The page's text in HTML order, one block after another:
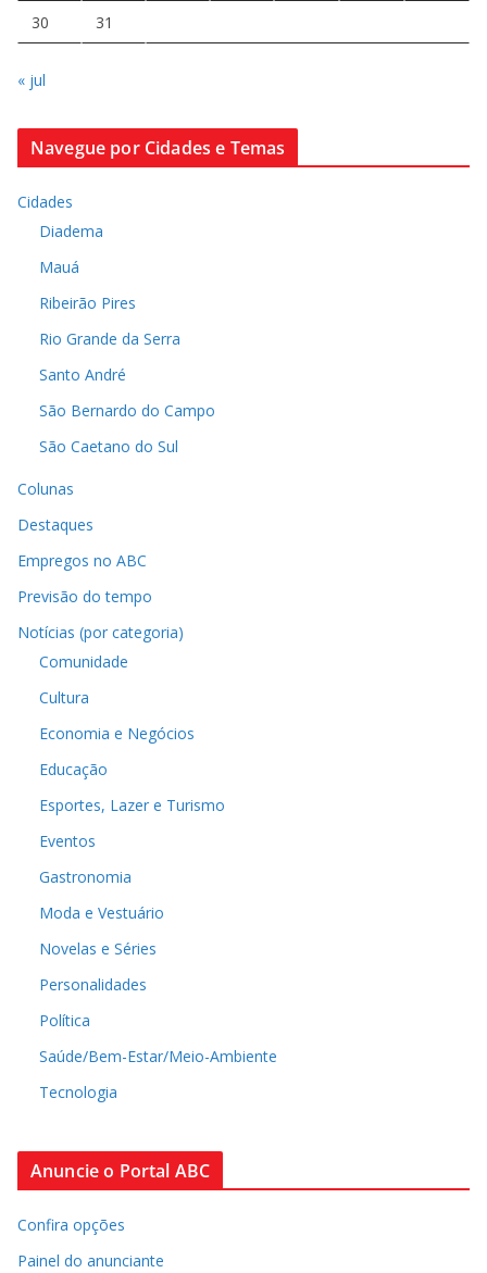
30 31
« jul
Navegue por Cidades e Temas
Cidades
Diadema
Mauá
Ribeirão Pires
Rio Grande da Serra
Santo André
São Bernardo do Campo
São Caetano do Sul
Colunas
Destaques
Empregos no ABC
Previsão do tempo
Notícias (por categoria)
Comunidade
Cultura
Economia e Negócios
Educação
Esportes, Lazer e Turismo
Eventos
Gastronomia
Moda e Vestuário
Novelas e Séries
Personalidades
Política
Saúde/Bem-Estar/Meio-Ambiente
Tecnologia
Anuncie o Portal ABC
Confira opções
Painel do anunciante